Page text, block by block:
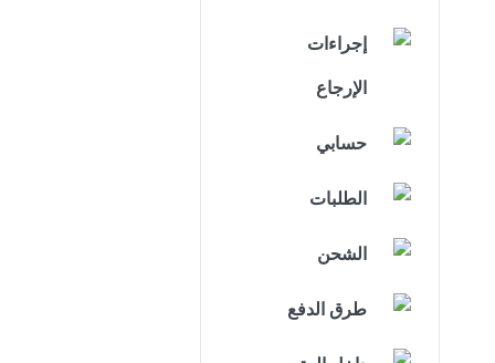
إجراءات
الإرجاع
حسابي
الطلبات
الشحن
طرق الدفع